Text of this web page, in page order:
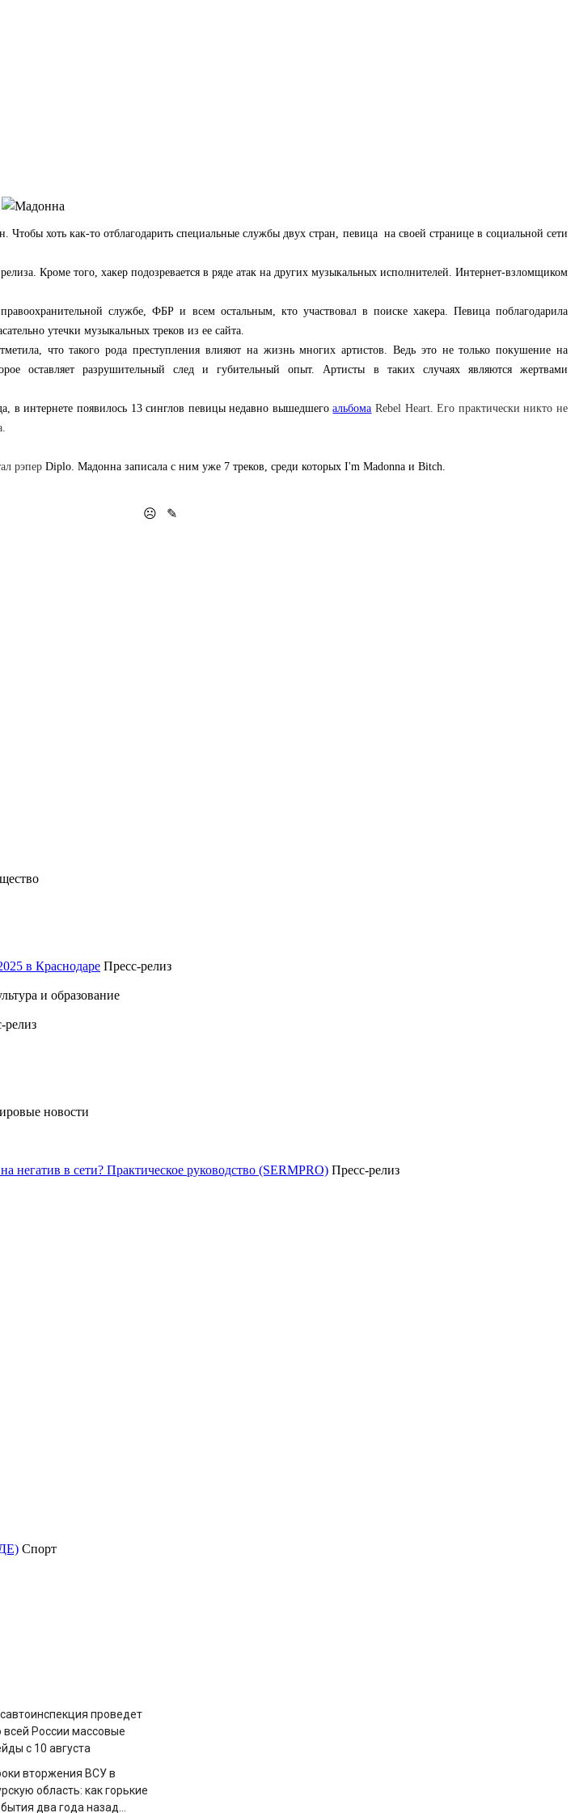
Чтобы хоть как-то отблагодарить специальные службы двух стран, певица на своей странице в социальной сети
Кроме того, хакер подозревается в ряде атак на других музыкальных исполнителей. Интернет-взломщиком
службе, ФБР и всем остальным, кто участвовал в поиске хакера. Певица поблагодарила
утечки музыкальных треков из ее сайта.
что такого рода преступления влияют на жизнь многих артистов. Ведь это не только покушение на
оставляет разрушительный след и губительный опыт. Артисты в таких случаях являются жертвами
в интернете появилось 13 синглов певицы недавно вышедшегоальбома Rebel Heart. Его практически никто не
рэпер Diplo. Мадонна записала с ним уже 7 треков, среди которых I'm Madonna и Bitch.
☹
✎
в Краснодаре Пресс-релиз
и образование
релиз
новости
негатив в сети? Практическое руководство (SERMPRO) Пресс-релиз
Спорт
проведет
всей России массовые
с 10 августа
вторжения ВСУ в
область: как горькие
два года назад